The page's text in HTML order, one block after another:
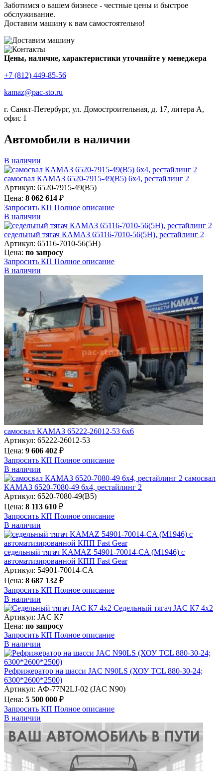
Заботимся о вашем бизнесе - честные цены и быстрое
обслуживание.
Доставим машину к вам самостоятельно!
Цены, наличие, характеристики уточняйте у менеджера
+7 (812) 449-85-56
kamaz@pac-sto.ru
г. Санкт-Петербург, ул. Домостроительная, д. 17, литера А,
офис 1
Автомобили в наличии
В наличии
самосвал КАМАЗ 6520-7915-49(B5) 6х4, рестайлинг 2
Артикул: 6520-7915-49(B5)
Цена: 8 062 614 ₽
Запросить КП Полное описание
В наличии
седельный тягач КАМАЗ 65116-7010-56(5Н), рестайлинг 2
Артикул: 65116-7010-56(5Н)
Цена: по запросу
Запросить КП Полное описание
В наличии
самосвал КАМАЗ 65222-26012-53 6х6
Артикул: 65222-26012-53
Цена: 9 606 402 ₽
Запросить КП Полное описание
В наличии
самосвал
КАМАЗ 6520-7080-49 6х4, рестайлинг 2
Артикул: 6520-7080-49(B5)
Цена: 8 113 610 ₽
Запросить КП Полное описание
В наличии
седельный тягач KAMAZ 54901-70014-CA (М1946) с
автоматизированной КПП Fast Gear
Артикул: 54901-70014-CA
Цена: 8 687 132 ₽
Запросить КП Полное описание
В наличии
Седельный тягач JAC К7 4х2
Артикул: JAC К7
Цена: по запросу
Запросить КП Полное описание
В наличии
Рефрижератор на шасси JAC N90LS (ХОУ TCL 880-30-24;
6300*2600*2500)
Артикул: АФ-77N2LJ-02 (JAC N90)
Цена: 5 500 000 ₽
Запросить КП Полное описание
В наличии